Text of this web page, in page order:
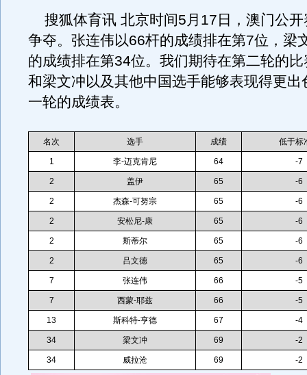
搜狐体育讯 北京时间5月17日，澳门公开
争夺。张连伟以66杆的成绩排在第7位，梁
的成绩排在第34位。我们期待在第二轮的
和梁文冲以及其他中国选手能够表现得更出
一轮的成绩表。
名次 选手 成绩 低于标
1 李-迈克肯尼 64 -7
2 盖伊 65 -6
2 杰森-可努宗 65 -6
2 安松尼-康 65 -6
2 斯蒂尔 65 -6
2 吕文德 65 -6
7 张连伟 66 -5
7 西蒙-耶兹 66 -5
13 斯科特-亨德 67 -4
34 梁文冲 69 -2
34 威拉沧 69 -2